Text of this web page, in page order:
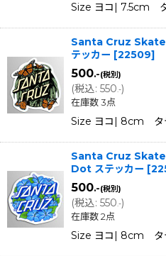
Size ヨコ| 7.5cm
Santa Cruz
テッカー [22509]
500.-(税別)
(税込: 550.-)
在庫数 3点
Size ヨコ| 8cm タ
Santa Cruz
Dot ステッカー [
500.-(税別)
(税込: 550.-)
在庫数 2点
Size ヨコ| 8cm タ